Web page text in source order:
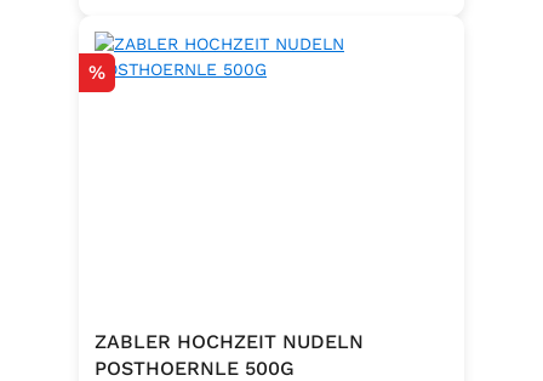
in bester Qualität. in der praktischen
90g Dose verleiht Ihren Gerichten
Trennmittel Calciumsalze der
Speisefettsäuren, Folsäure,
Rabatt
%
ZABLER HOCHZEIT NUDELN
POSTHOERNLE 500G